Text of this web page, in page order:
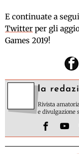
E continuate a
Twitter per gli
Games 2019!
la
Rivista
e divulgazione